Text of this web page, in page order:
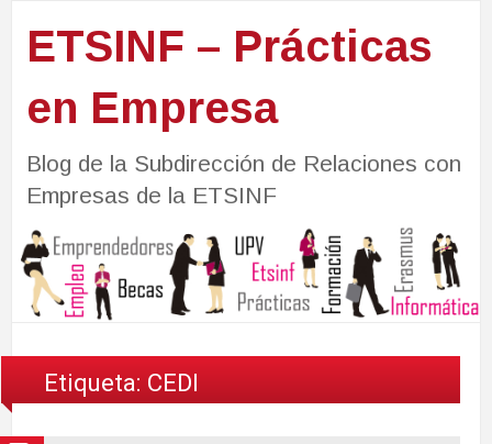
ETSINF – Prácticas
en Empresa
Blog de la Subdirección de Relaciones con
Empresas de la ETSINF
Etiqueta: CEDI